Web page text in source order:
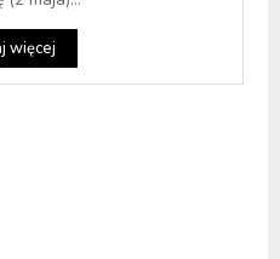
więcej